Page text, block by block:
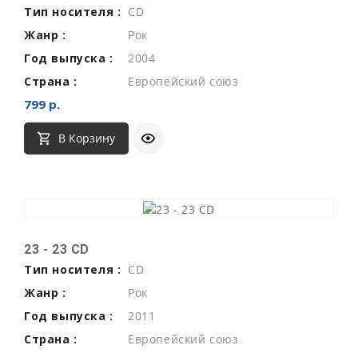
Тип носителя : CD
Жанр :
Рок
Год выпуска :
2004
Страна :
Европейский союз
799 р.
В Корзину
23 - 23 CD
Тип носителя : CD
Жанр :
Рок
Год выпуска :
2011
Страна :
Европейский союз